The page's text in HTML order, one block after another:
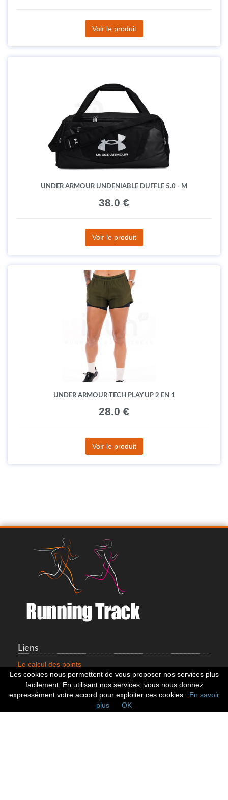
Voir le produit
UNDER ARMOUR UNDENIABLE DUFFLE 5.0 - M
38.0 €
Voir le produit
UNDER ARMOUR TECH PLAY UP 2 EN 1
28.0 €
Voir le produit
Liens
Le calcul des points
Mentions légales
Nous contacter
Cookies
Statistiques
Les cookies nous permettent de vous proposer nos services plus
facilement. En utilisant nos services, vous nous donnez
expressément votre accord pour exploiter ces cookies.
En savoir
plus
OK